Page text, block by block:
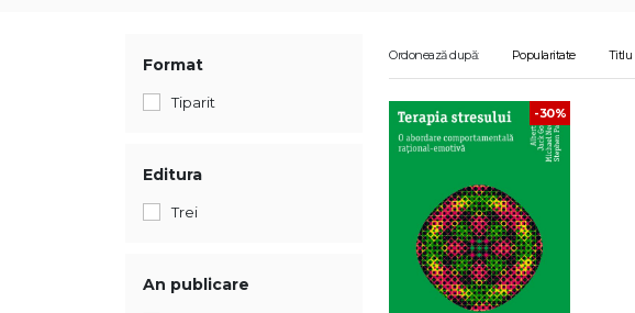
Format
Tiparit
Editura
Trei
An publicare
Ordonează după: Popularitate Titlu
-30%